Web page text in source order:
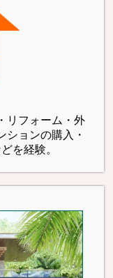
リフォーム・外
ションの購入・
を経験。